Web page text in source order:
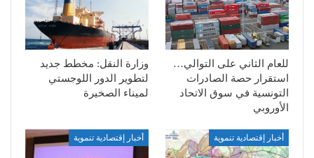
للعام الثاني على التوالي…
استقرار حصة الصادرات
التونسية في سوق الاتحاد
الأوروبي
وزارة النقل: مخطط جديد
لتطوير الدور اللوجستي
لميناء الصخيرة
أخبار إقتصادية تنموية أخبار إقتصادية تنموية